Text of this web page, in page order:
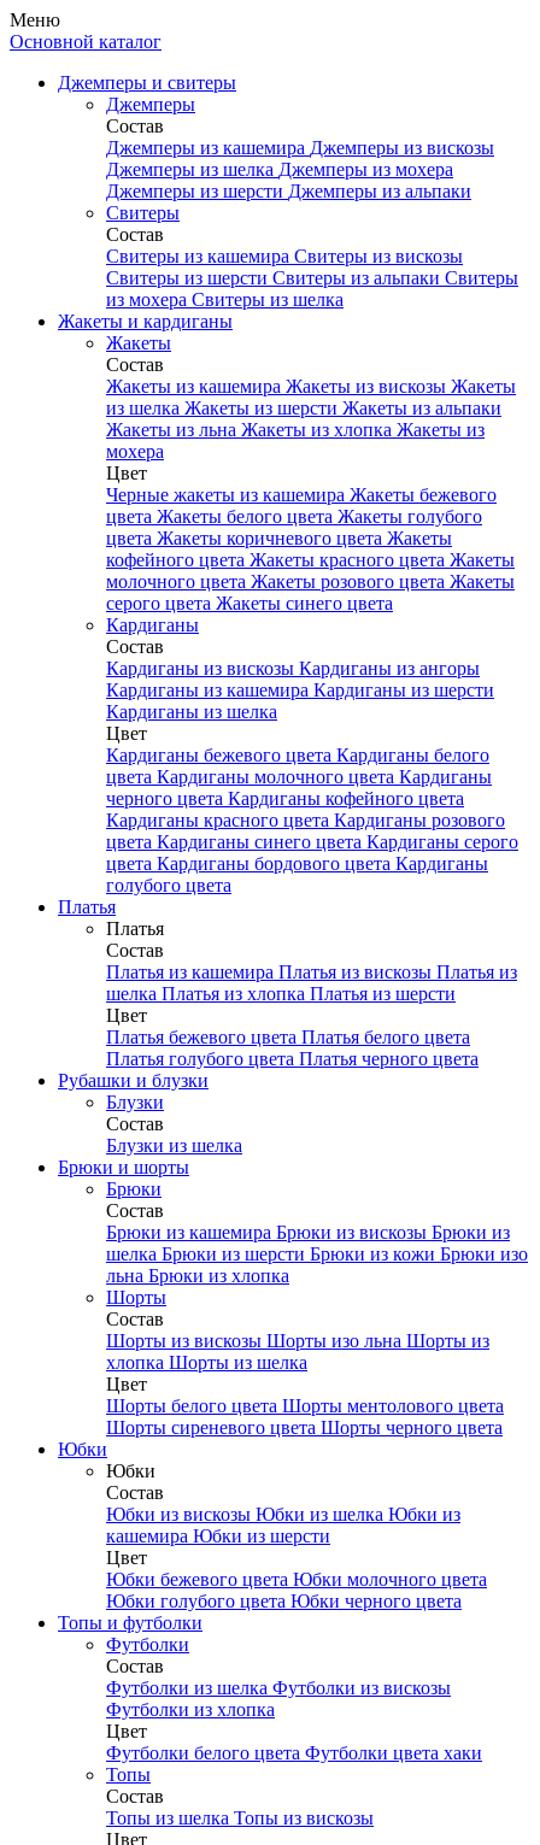
Меню
Основной каталог
Джемперы и свитеры
Джемперы
Состав
Джемперы из кашемира Джемперы из вискозы
Джемперы из шелка Джемперы из мохера
Джемперы из шерсти Джемперы из альпаки
Свитеры
Состав
Свитеры из кашемира Свитеры из вискозы
Свитеры из шерсти Свитеры из альпаки Свитеры
из мохера Свитеры из шелка
Жакеты и кардиганы
Жакеты
Состав
Жакеты из кашемира Жакеты из вискозы Жакеты
из шелка Жакеты из шерсти Жакеты из альпаки
Жакеты из льна Жакеты из хлопка Жакеты из
мохера
Цвет
Черные жакеты из кашемира Жакеты бежевого
цвета Жакеты белого цвета Жакеты голубого
цвета Жакеты коричневого цвета Жакеты
кофейного цвета Жакеты красного цвета Жакеты
молочного цвета Жакеты розового цвета Жакеты
серого цвета Жакеты синего цвета
Кардиганы
Состав
Кардиганы из вискозы Кардиганы из ангоры
Кардиганы из кашемира Кардиганы из шерсти
Кардиганы из шелка
Цвет
Кардиганы бежевого цвета Кардиганы белого
цвета Кардиганы молочного цвета Кардиганы
черного цвета Кардиганы кофейного цвета
Кардиганы красного цвета Кардиганы розового
цвета Кардиганы синего цвета Кардиганы серого
цвета Кардиганы бордового цвета Кардиганы
голубого цвета
Платья
Платья
Состав
Платья из кашемира Платья из вискозы Платья из
шелка Платья из хлопка Платья из шерсти
Цвет
Платья бежевого цвета Платья белого цвета
Платья голубого цвета Платья черного цвета
Рубашки и блузки
Блузки
Состав
Блузки из шелка
Брюки и шорты
Брюки
Состав
Брюки из кашемира Брюки из вискозы Брюки из
шелка Брюки из шерсти Брюки из кожи Брюки изо
льна Брюки из хлопка
Шорты
Состав
Шорты из вискозы Шорты изо льна Шорты из
хлопка Шорты из шелка
Цвет
Шорты белого цвета Шорты ментолового цвета
Шорты сиреневого цвета Шорты черного цвета
Юбки
Юбки
Состав
Юбки из вискозы Юбки из шелка Юбки из
кашемира Юбки из шерсти
Цвет
Юбки бежевого цвета Юбки молочного цвета
Юбки голубого цвета Юбки черного цвета
Топы и футболки
Футболки
Состав
Футболки из шелка Футболки из вискозы
Футболки из хлопка
Цвет
Футболки белого цвета Футболки цвета хаки
Топы
Состав
Топы из шелка Топы из вискозы
Цвет